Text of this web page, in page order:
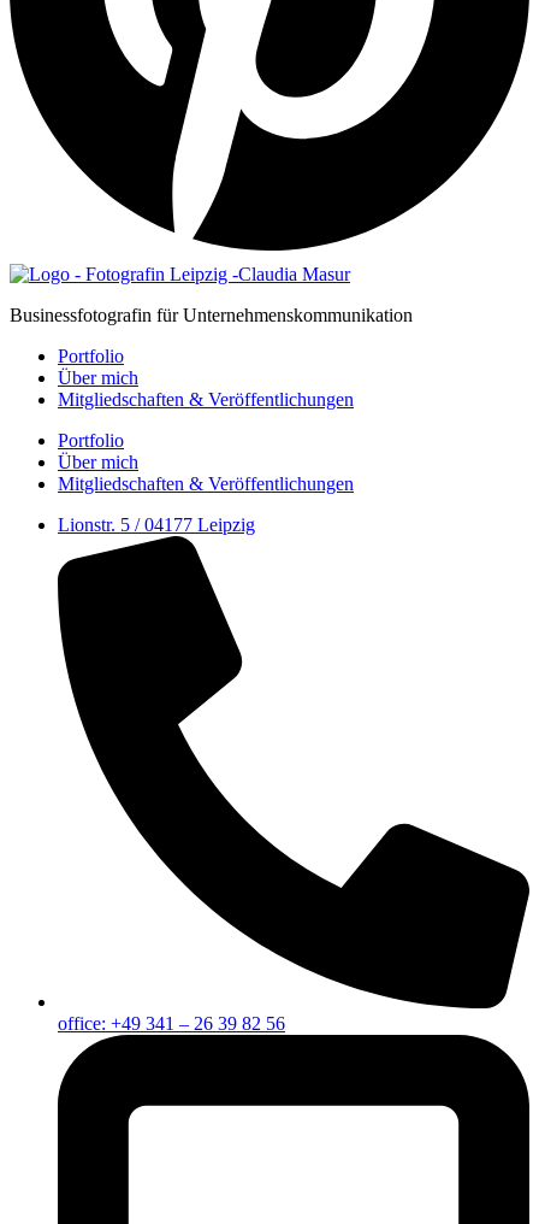
Businessfotografin für Unternehmenskommunikation
Portfolio
Über mich
Mitgliedschaften & Veröffent­lichungen
Portfolio
Über mich
Mitgliedschaften & Veröffent­lichungen
Lionstr. 5 / 04177 Leipzig
office: +49 341 – 26 39 82 56